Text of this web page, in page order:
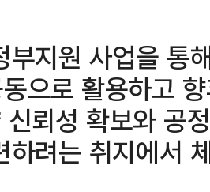
부지원 사업을 통
으로 활용하고
뢰성 확보와 공
하려는 취지에서